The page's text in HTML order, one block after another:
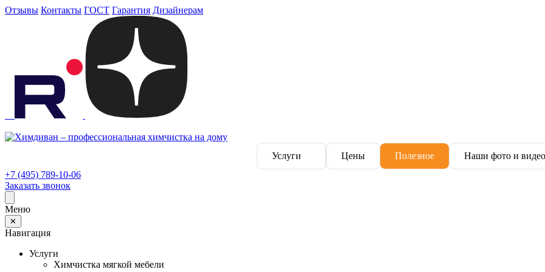
Отзывы Контакты ГОСТ Гарантия Дизайнерам
Услуги Цены Полезное
Наши фото и видео
+7 (495) 789-10-06
Заказать звонок
Меню
✕
Навигация
Услуги
Химчистка мягкой мебели